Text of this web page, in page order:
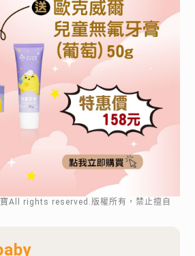
All rights reserved.版權所有，禁止擅自